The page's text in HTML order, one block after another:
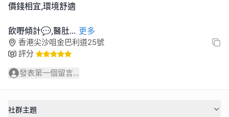
價錢相宜,環境舒適
飲嘢傾計💬,醫肚... 更多
香港尖沙咀金巴利道25號
評分
發表第一個留言...
社群主題